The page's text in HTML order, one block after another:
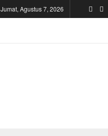
Jumat, Agustus 7, 2026